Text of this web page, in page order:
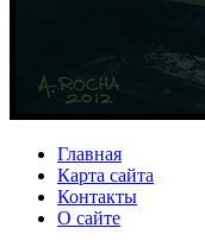
Главная
Карта сайта
Контакты
О сайте